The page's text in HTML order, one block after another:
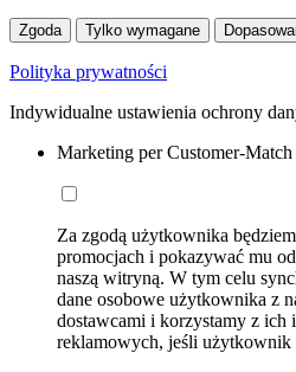
Zgoda Tylko wymagane
Polityka prywatności
Indywidualne ustawienia ochrony
Marketing per Customer-Match
Za zgodą użytkownika
promocjach i pokazywać mu
naszą witryną. W tym celu
dane osobowe użytkownika z
dostawcami i korzystamy z ich
reklamowych, jeśli użytkownik